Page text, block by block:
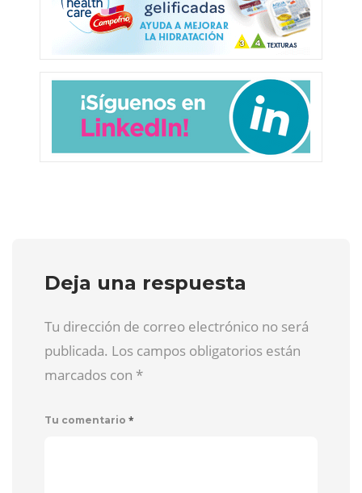
Deja una respuesta
Tu dirección de correo electrónico no será
publicada. Los campos obligatorios están
marcados con *
Tu comentario *